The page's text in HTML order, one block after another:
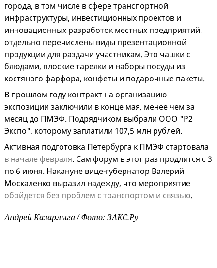
города, в том числе в сфере транспортной
инфраструктуры, инвестиционных проектов и
инновационных разработок местных предприятий.
отдельно перечислены виды презентационной
продукции для раздачи участникам. Это чашки с
блюдами, плоские тарелки и наборы посуды из
костяного фарфора, конфеты и подарочные пакеты.
В прошлом году контракт на организацию
экспозиции заключили в конце мая, менее чем за
месяц до ПМЭФ. Подрядчиком выбрали ООО "Р2
Экспо", которому заплатили 107,5 млн рублей.
Активная подготовка Петербурга к ПМЭФ стартовала
в начале февраля. Сам форум в этот раз продлится с 3
по 6 июня. Накануне вице-губернатор Валерий
Москаленко выразил надежду, что мероприятие
обойдется без проблем с транспортом и связью.
Андрей Казарлыга / Фото: ЗАКС.Ру